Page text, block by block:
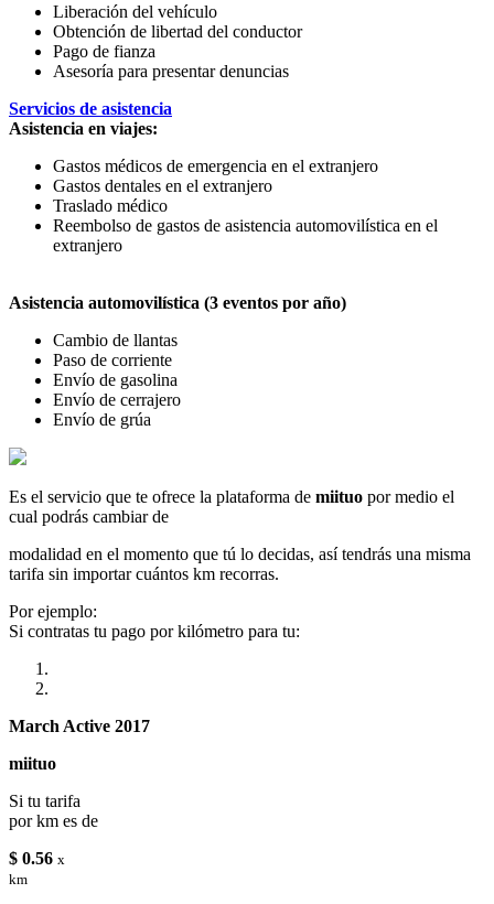
Liberación del vehículo
Obtención de libertad del conductor
Pago de fianza
Asesoría para presentar denuncias
Servicios de asistencia
Asistencia en viajes:
Gastos médicos de emergencia en el extranjero
Gastos dentales en el extranjero
Traslado médico
Reembolso de gastos de asistencia automovilística en el
extranjero
Asistencia automovilística (3 eventos por año)
Cambio de llantas
Paso de corriente
Envío de gasolina
Envío de cerrajero
Envío de grúa
Es el servicio que te ofrece la plataforma de miituo por medio el
cual podrás cambiar de
modalidad en el momento que tú lo decidas, así tendrás una misma
tarifa sin importar cuántos km recorras.
Por ejemplo:
Si contratas tu pago por kilómetro para tu:
March Active 2017
miituo
Si tu tarifa
por km es de
$ 0.56 x
km